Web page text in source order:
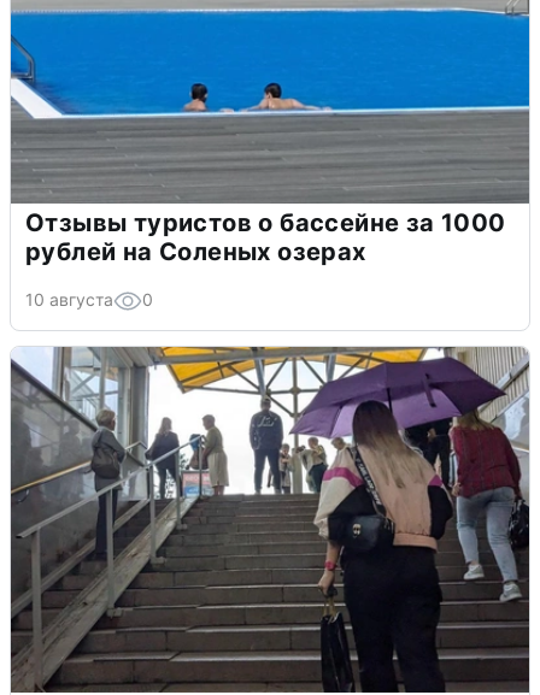
Отзывы туристов о бассейне за 1000
рублей на Соленых озерах
10 августа 0